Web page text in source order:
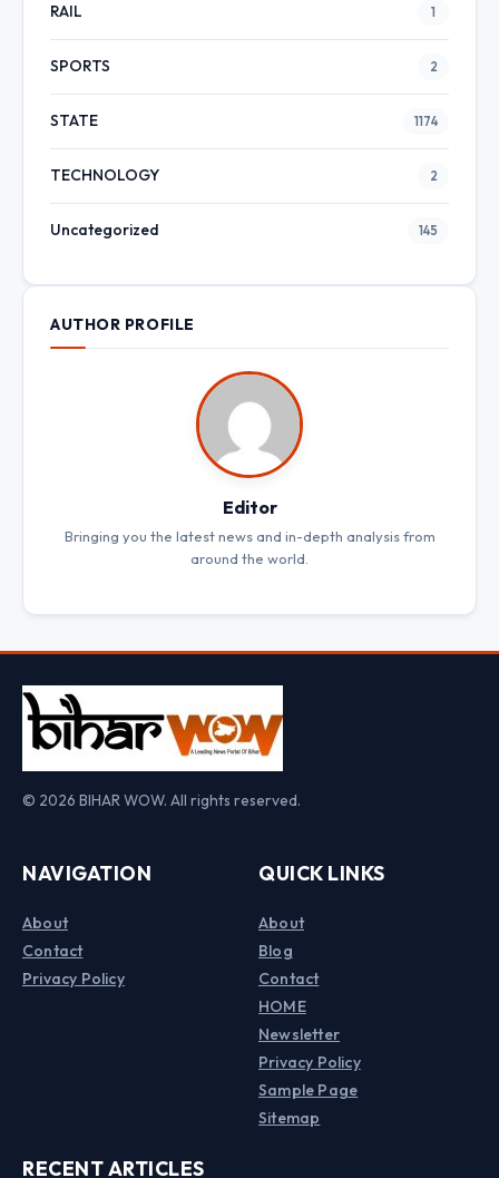
RAIL 1
SPORTS 2
STATE 1174
TECHNOLOGY 2
Uncategorized 145
AUTHOR PROFILE
Editor
Bringing you the latest news and in-depth analysis from
around the world.
© 2026 BIHAR WOW. All rights reserved.
NAVIGATION
About
Contact
Privacy Policy
QUICK LINKS
About
Blog
Contact
HOME
Newsletter
Privacy Policy
Sample Page
Sitemap
RECENT ARTICLES